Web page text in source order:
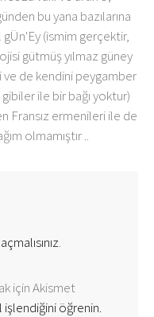
bu yana bazılarına
(ismim gerçektir,
gütmüş yılmaz güney
ve de kendini peygamber
ile bir bağı yoktur)
Fransız ermenileri ile de
olmamıştır ..
.
için Akismet
işlendiğini öğrenin.